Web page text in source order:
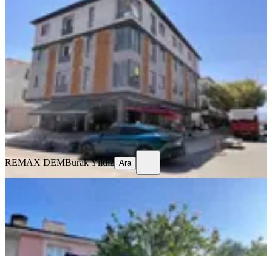
Remax Dem'den İnönü Mah.yerden
Isıtmalı Kiralık 2+0 Lüx Daireler
Merkez, İnönü Mahallesi
2+0
70 m² 3. Kat· 29.07.2026
25.000 ₺
REMAX DEMBurak Yıldız
Ara
REMAX DEMBurak Yıldız Ara
Eşyalı Kiralık 2+1 Daire
Merkez, Kazım Karabekir Mahallesi
2+1·100 m² ·1. Kat ·25.07.2026